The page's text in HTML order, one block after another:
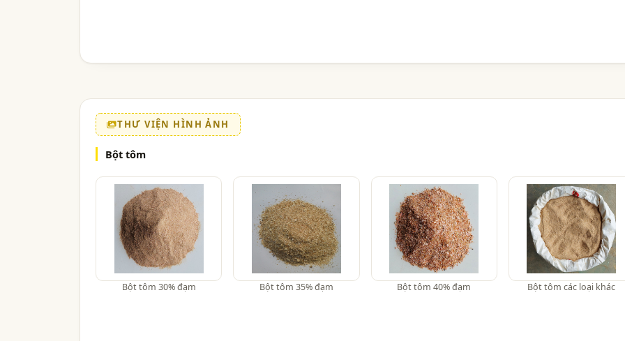
THƯ VIỆN HÌNH ẢNH
Bột tôm
Bột tôm 30% đạm Bột tôm 35% đạm Bột tôm 40% đạm Bột tôm các loại khác